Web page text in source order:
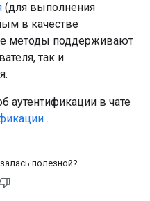
(для выполнения
в качестве
методы поддерживают
так и
аутентификации в чате
.
полезной?